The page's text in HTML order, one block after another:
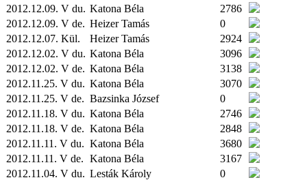
2012.12.09. V du. Katona Béla
2786
2012.12.09. V de. Heizer Tamás
0
2012.12.07. Kül. Heizer Tamás
2924
2012.12.02. V du. Katona Béla
3096
2012.12.02. V de. Katona Béla
3138
2012.11.25. V du. Katona Béla
3070
2012.11.25. V de. Bazsinka József
0
2012.11.18. V du. Katona Béla
2746
2012.11.18. V de. Katona Béla
2848
2012.11.11. V du. Katona Béla
3680
2012.11.11. V de. Katona Béla
3167
2012.11.04. V du. Lesták Károly
0